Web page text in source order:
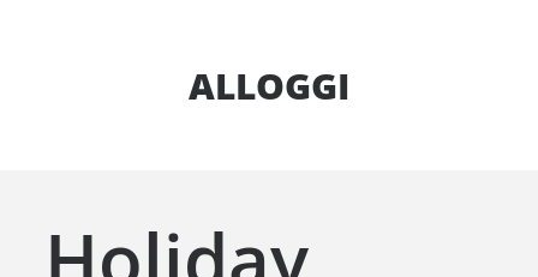
ALLOGGI